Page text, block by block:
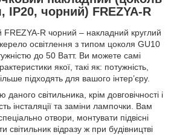
IP20, чорний) FREZYA-R
FREZYA-R чорний – накладний круглий
освітлення з типом цоколя GU10
до 50 Ватт. Ви можете самі
якої, такі як: потужність,
підходять для вашого інтер’єру.
світильника, крім довговічності і
інсталяції та заміни лампочки. Вам
отвори, монтувати підвісні
світильник відразу ж при будівництві